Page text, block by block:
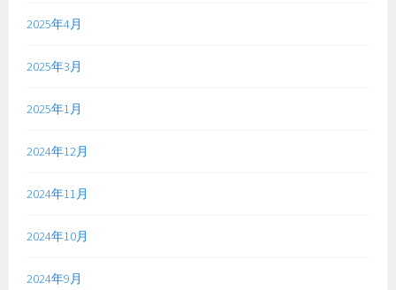
2025年4月
2025年3月
2025年1月
2024年12月
2024年11月
2024年10月
2024年9月